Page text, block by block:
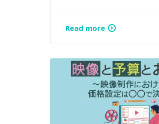
Read more